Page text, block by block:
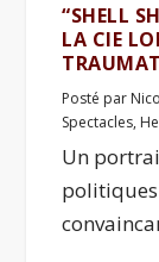
“SHELL
LA CIE
Posté par
Spectacles,
Un